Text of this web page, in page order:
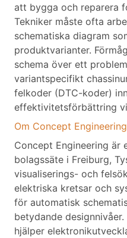
att bygga och reparera
Tekniker måste ofta
schematiska diagram
produktvarianter.
schema över ett
variantspecifikt
felkoder (DTC-koder)
effektivitetsförbättring
Om Concept Engineering
Concept Engineering
bolagssäte i Freiburg,
visualiserings- och
elektriska kretsar och
för automatisk
betydande
hjälper